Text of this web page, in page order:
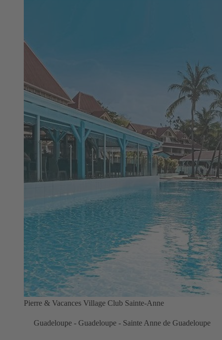
Pierre & Vacances Village Club Sainte-Anne
Guadeloupe - Guadeloupe - Sainte Anne de Guadeloupe